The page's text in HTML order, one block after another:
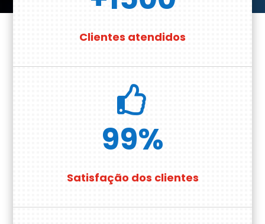
Clientes atendidos

99%
Satisfação dos clientes